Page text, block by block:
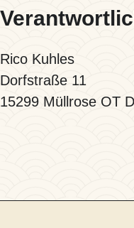
Rico Kuhles
Dorfstraße 11
15299 Müllrose OT